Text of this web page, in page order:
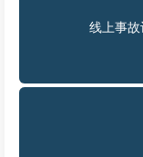
线上事